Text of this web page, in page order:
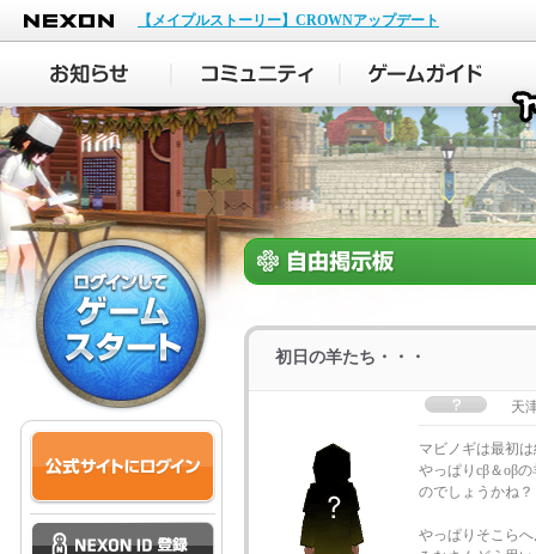
NEXON
【メイプルストーリー】CROWNアップデート
初日の羊たち・・・
天
マビノギは最初
やっぱりcβ＆oβ
のでしょうかね？
やっぱりそこら